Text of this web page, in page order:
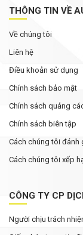
THÔNG TIN VỀ
Về chúng tôi
Liên hệ
Điều khoản sử dụng
Chính sách bảo mật
Chính sách quảng
Chính sách biên tập
Cách chúng tôi đánh
Cách chúng tôi xếp
CÔNG TY CP
Người chịu trách